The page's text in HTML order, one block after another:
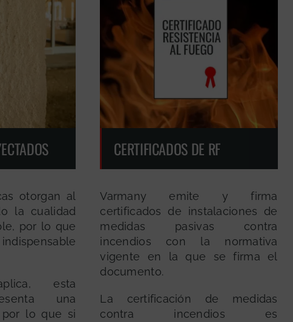
otorgan al
la cualidad
por lo que
esta
una
por lo que si
CERTIFICADOS DE RF
Varmany emite y firma
certificados de instalaciones de
medidas pasivas contra
incendios con la normativa
vigente en la que se firma el
documento.
La certificación de medidas
contra incendios es